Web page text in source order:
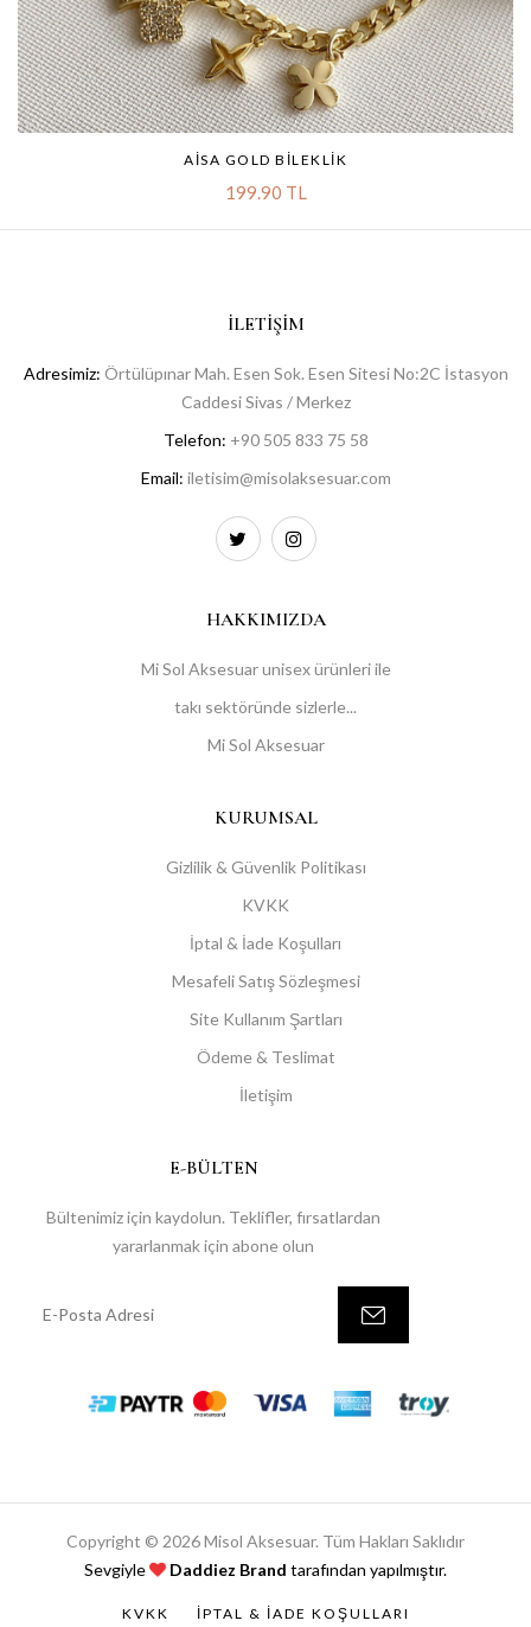
AISA GOLD BILEKLIK
199.90 TL
İLETIŞIM
Adresimiz: Örtülüpınar Mah. Esen Sok. Esen Sitesi No:2C İstasyon
Caddesi Sivas / Merkez
Telefon: +90 505 833 75 58
Email: iletisim@misolaksesuar.com
HAKKIMIZDA
Mi Sol Aksesuar unisex ürünleri ile
takı sektöründe sizlerle...
Mi Sol Aksesuar
KURUMSAL
Gizlilik & Güvenlik Politikası
KVKK
İptal & İade Koşulları
Mesafeli Satış Sözleşmesi
Site Kullanım Şartları
Ödeme & Teslimat
İletişim
E-BÜLTEN
Bültenimiz için kaydolun. Teklifler, fırsatlardan
yararlanmak için abone olun
Copyright © 2026 Misol Aksesuar. Tüm Hakları Saklıdır
Sevgiyle
Daddiez Brand tarafından yapılmıştır.
KVKK İPTAL & İADE KOŞULLARI